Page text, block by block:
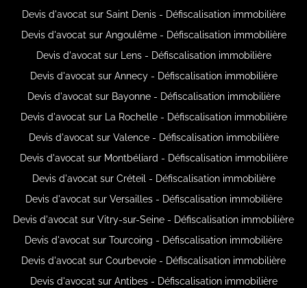
Devis d'avocat sur Saint Denis - Défiscalisation immobilière
Devis d'avocat sur Angoulême - Défiscalisation immobilière
Devis d'avocat sur Lens - Défiscalisation immobilière
Devis d'avocat sur Annecy - Défiscalisation immobilière
Devis d'avocat sur Bayonne - Défiscalisation immobilière
Devis d'avocat sur La Rochelle - Défiscalisation immobilière
Devis d'avocat sur Valence - Défiscalisation immobilière
Devis d'avocat sur Montbéliard - Défiscalisation immobilière
Devis d'avocat sur Créteil - Défiscalisation immobilière
Devis d'avocat sur Versailles - Défiscalisation immobilière
Devis d'avocat sur Vitry-sur-Seine - Défiscalisation immobilière
Devis d'avocat sur Tourcoing - Défiscalisation immobilière
Devis d'avocat sur Courbevoie - Défiscalisation immobilière
Devis d'avocat sur Antibes - Défiscalisation immobilière